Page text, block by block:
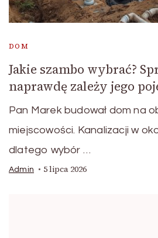
DOM
Jakie szambo wybrać?
naprawdę zależy jego
Pan Marek budował dom na
miejscowości. Kanalizacji w
dlatego wybór …
Admin 5 lipca 2026